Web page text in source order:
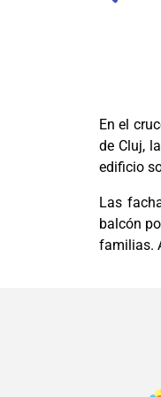
En el
de Cluj,
edificio
Las
balcón
familias.